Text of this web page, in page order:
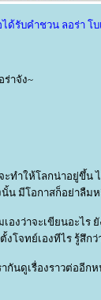
ได้รับคำชวน ลอร่า โ
าจัง~
ทำให้โลกน่าอยู่ขึ้น
น มีโอกาสก็อย่าลืม
งว่าจะเขียนอะไร
งโจทย์เองทีไร รู้สึก
ากันดูเรื่องราวต่ออีก